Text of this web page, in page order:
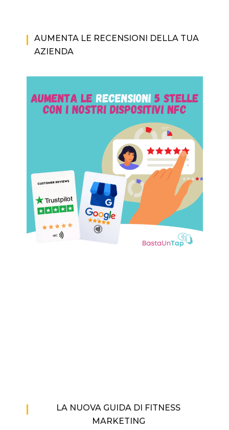
AUMENTA LE RECENSIONI DELLA TUA
AZIENDA
LA NUOVA GUIDA DI FITNESS
MARKETING